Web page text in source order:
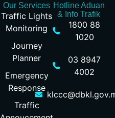
Our Services
Traffic Lights
Monitoring
Journey
Planner
Emergency
Response
Traffic
Hotline Aduan
& Info Trafik
1800 88
1020
03 8947
4002